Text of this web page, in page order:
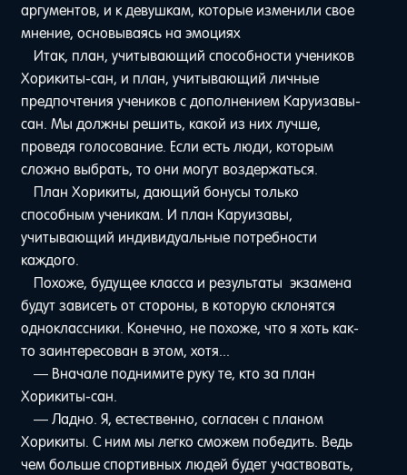
аргументов, и к девушкам, которые изменили свое
мнение, основываясь на эмоциях
Итак, план, учитывающий способности учеников
Хорикиты-сан, и план, учитывающий личные
предпочтения учеников с дополнением Каруизавы-
сан. Мы должны решить, какой из них лучше,
проведя голосование. Если есть люди, которым
сложно выбрать, то они могут воздержаться.
План Хорикиты, дающий бонусы только
способным ученикам. И план Каруизавы,
учитывающий индивидуальные потребности
каждого.
Похоже, будущее класса и результаты экзамена
будут зависеть от стороны, в которую склонятся
одноклассники. Конечно, не похоже, что я хоть как-
то заинтересован в этом, хотя...
— Вначале поднимите руку те, кто за план
Хорикиты-сан.
— Ладно. Я, естественно, согласен с планом
Хорикиты. С ним мы легко сможем победить. Ведь
чем больше спортивных людей будет участвовать,